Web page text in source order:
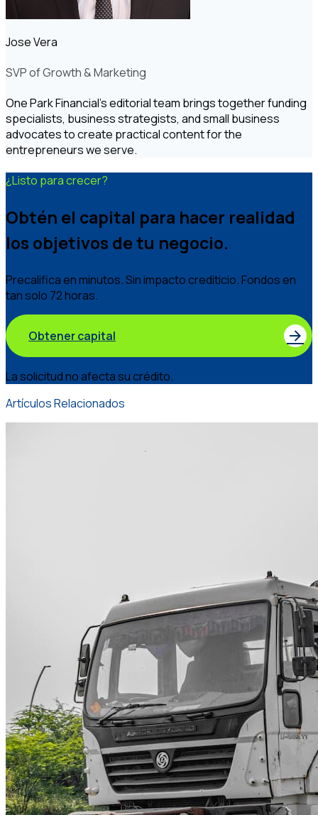
Jose Vera
SVP of Growth & Marketing
One Park Financial's editorial team brings together funding
specialists, business strategists, and small business
advocates to create practical content for the
entrepreneurs we serve.
¿Listo para crecer?
Obtén el capital para hacer realidad
los objetivos de tu negocio.
Precalifica en minutos. Sin impacto crediticio. Fondos en
tan solo 72 horas.
Obtener capital
La solicitud no afecta su crédito.
Artículos Relacionados